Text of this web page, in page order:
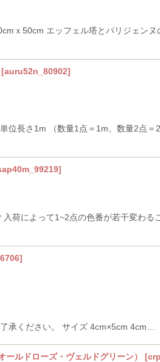
ｘ50cm エッフェル塔とパリジェン
[auru52n_80902]
位長さ1m （数量1点＝1m、数量2点
]
荷によって1~2点の色番が若干変わ
]
承ください。 サイズ 4cm×5cm 4cm…
ルドローズ・ヴェルドグリーン） [